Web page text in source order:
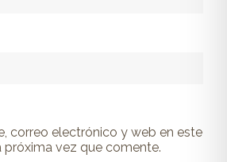
correo electrónico y web en este
próxima vez que comente.